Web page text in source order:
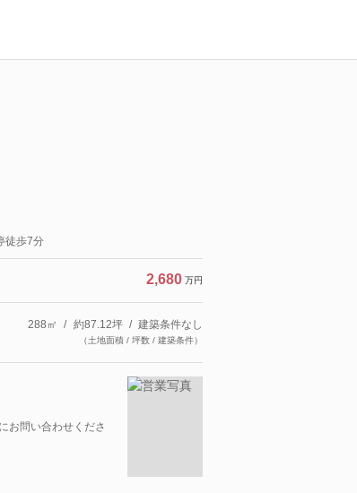
徒歩7分
2,680 万円
288㎡ 約87.12坪 建築条件なし
（土地面積 / 坪数 / 建築条件）
お問い合わせくださ